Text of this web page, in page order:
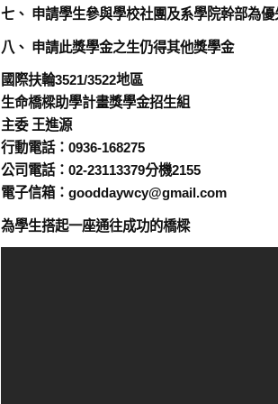
七、 申請學生參與學校社團及系學院幹部為優
八、 申請此獎學金之生仍得其他獎學金
國際扶輪3521/3522地區
生命橋樑助學計畫獎學金招生組
主委 王進源
行動電話：0936-168275
公司電話：02-23113379分機2155
電子信箱：gooddaywcy@gmail.com
為學生搭起一座通往成功的橋樑